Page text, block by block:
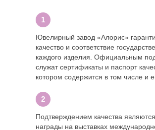
Ювелирный завод «Алорис»
качество и соответствие
каждого изделия. Официальным
служат сертификаты и паспорт
котором содержится в том числе и
Подтверждением качества
награды на выставках